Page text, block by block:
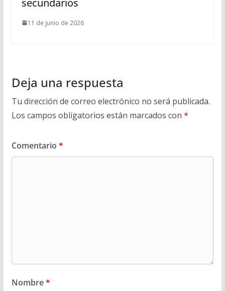
11 de junio de 2026
Deja una respuesta
Tu dirección de correo electrónico no será publicada.
Los campos obligatorios están marcados con *
Comentario *
Nombre*